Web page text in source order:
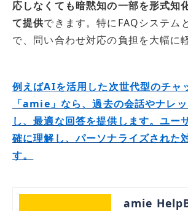
応しなくても暗黙知の一部を形式知
て提供できます。特にFAQシステム
で、問い合わせ対応の負担を大幅に
例えばAIを活用した次世代型のチャ
「amie」なら、過去の会話やナレ
し、最適な回答を提供します。ユー
確に理解し、パーソナライズされた
す。
amie